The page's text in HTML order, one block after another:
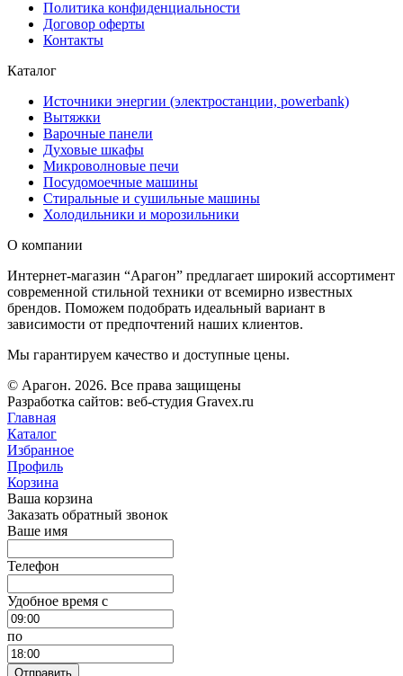
Политика конфиденциальности
Договор оферты
Контакты
Каталог
Источники энергии (электростанции, powerbank)
Вытяжки
Варочные панели
Духовые шкафы
Микроволновые печи
Посудомоечные машины
Стиральные и сушильные машины
Холодильники и морозильники
О компании
Интернет-магазин “Арагон” предлагает широкий ассортимент
современной стильной техники от всемирно известных
брендов. Поможем подобрать идеальный вариант в
зависимости от предпочтений наших клиентов.
Мы гарантируем качество и доступные цены.
© Арагон. 2026. Все права защищены
Разработка сайтов: веб-студия Gravex.ru
Главная
Каталог
Избранное
Профиль
Корзина
Ваша корзина
Заказать обратный звонок
Ваше имя
Телефон
Удобное время c
по
Отправить